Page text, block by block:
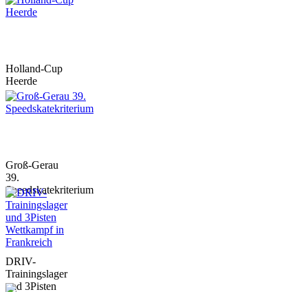
Holland-Cup
Heerde
Groß-Gerau
39.
Speedskatekriterium
DRIV-
Trainingslager
und 3Pisten